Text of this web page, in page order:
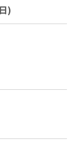
)